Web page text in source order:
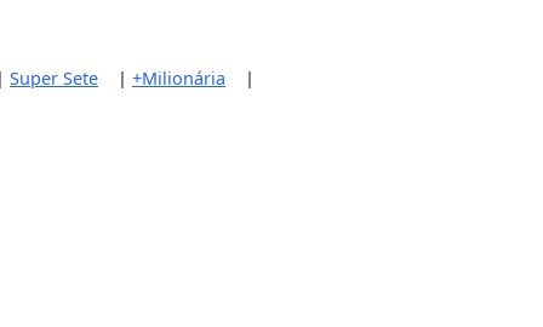
Super Sete | +Milionária |